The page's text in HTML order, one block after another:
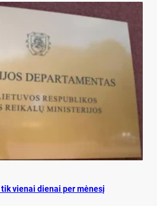
vie­nai die­nai per mė­ne­sį